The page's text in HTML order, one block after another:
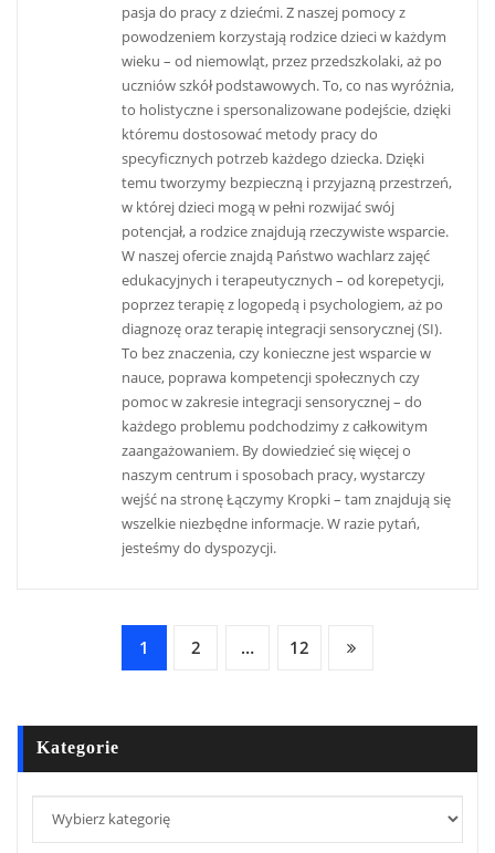
pasja do pracy z dziećmi. Z naszej pomocy z
powodzeniem korzystają rodzice dzieci w każdym
wieku – od niemowląt, przez przedszkolaki, aż po
uczniów szkół podstawowych. To, co nas wyróżnia,
to holistyczne i spersonalizowane podejście, dzięki
któremu dostosować metody pracy do
specyficznych potrzeb każdego dziecka. Dzięki
temu tworzymy bezpieczną i przyjazną przestrzeń,
w której dzieci mogą w pełni rozwijać swój
potencjał, a rodzice znajdują rzeczywiste wsparcie.
W naszej ofercie znajdą Państwo wachlarz zajęć
edukacyjnych i terapeutycznych – od korepetycji,
poprzez terapię z logopedą i psychologiem, aż po
diagnozę oraz terapię integracji sensorycznej (SI).
To bez znaczenia, czy konieczne jest wsparcie w
nauce, poprawa kompetencji społecznych czy
pomoc w zakresie integracji sensorycznej – do
każdego problemu podchodzimy z całkowitym
zaangażowaniem. By dowiedzieć się więcej o
naszym centrum i sposobach pracy, wystarczy
wejść na stronę Łączymy Kropki – tam znajdują się
wszelkie niezbędne informacje. W razie pytań,
jesteśmy do dyspozycji.
Nawigacja
wpisach
1 2 … 12
Kategorie